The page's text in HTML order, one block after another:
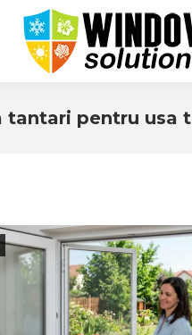
tantari pentru usa